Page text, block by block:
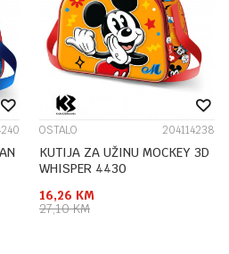
OSTALO 204114238
KUTIJA ZA UŽINU MOCKEY 3D
WHISPER 4430
16,26 KM
27,10KM